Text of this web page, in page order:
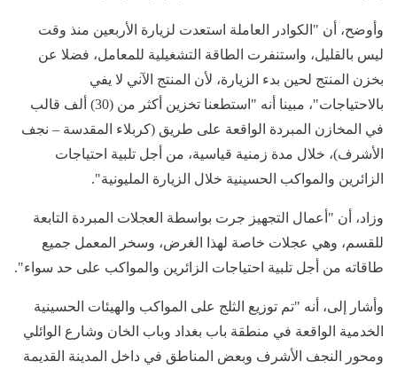
وأوضح، أن "الكوادر العاملة استعدت لزيارة الأربعين منذ وقت
ليس بالقليل، واستنفرت الطاقة التشغيلية للمعامل، فضلا عن
بخزن المنتج لحين بدء الزيارة، لأن المنتج الآني لا يفي
بالاحتياجات"، مبينا أنه "استطعنا تخزين أكثر من (30) ألف قالب
في المخازن المبردة الواقعة على طريق (كربلاء المقدسة – نجف
الأشرف)، خلال مدة زمنية قياسية، من أجل تلبية احتياجات
الزائرين والمواكب الحسينية خلال الزيارة المليونية".
وزاد، أن "أعمال التجهيز جرت بواسطة العجلات المبردة التابعة
للقسم، وهي عجلات خاصة لهذا الغرض، وسخر المعمل جميع
طاقاته من أجل تلبية احتياجات الزائرين والمواكب على حد سواء".
وأشار إلى، أنه "تم توزيع الثلج على المواكب والهيئات الحسينية
الخدمية الواقعة في منطقة باب بغداد وباب الخان وشارع الوائلي
ومحور النجف الأشرف وبعض المناطق في داخل المدينة القديمة